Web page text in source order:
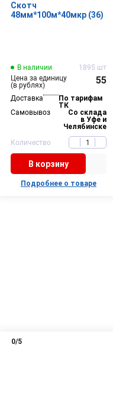
Скотч
48мм*100м*40мкр (36)
В наличии
1895 шт
Цена за единицу
(в рублях)
55
Доставка
По тарифам
ТК
Самовывоз
Со склада
в Уфе и
Челябинске
Количество
В корзину
Подробнее о товаре
0/5